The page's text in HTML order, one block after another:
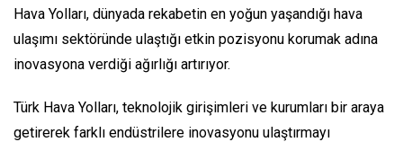
Hava Yolları, dünyada rekabetin en yoğun yaşandığı hava
ulaşımı sektöründe ulaştığı etkin pozisyonu korumak adına
inovasyona verdiği ağırlığı artırıyor.
Türk Hava Yolları, teknolojik girişimleri ve kurumları bir araya
getirerek farklı endüstrilere inovasyonu ulaştırmayı